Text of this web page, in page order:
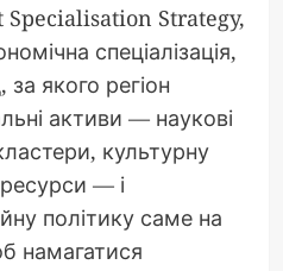
Specialisation Strategy,
спеціалізація,
за якого регіон
активи — наукові
культурну
— і
політику саме на
намагатися